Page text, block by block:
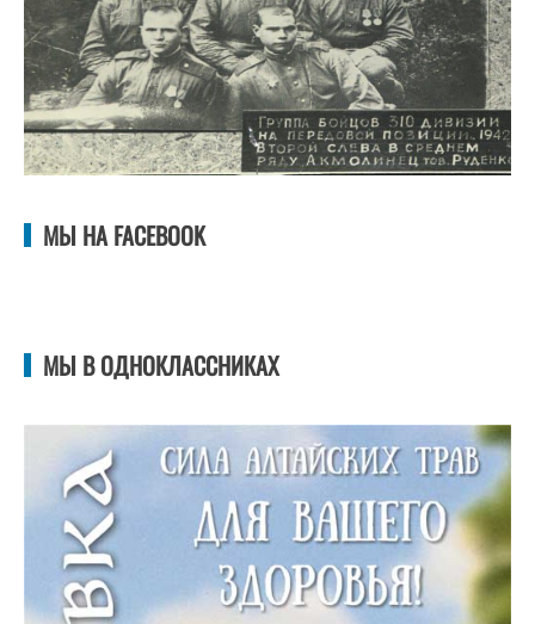
МЫ НА FACEBOOK
МЫ В ОДНОКЛАССНИКАХ